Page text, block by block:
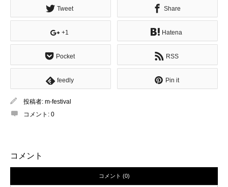
Tweet Share
+1 Hatena
Pocket RSS
feedly Pin it
投稿者: m-festival
コメント: 0
コメント
コメント (0)